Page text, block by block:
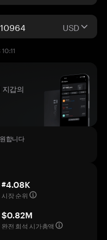
USD
갑의
합니다
#4.08K
시장 순위
$0.82M
완전 희석 시가총액